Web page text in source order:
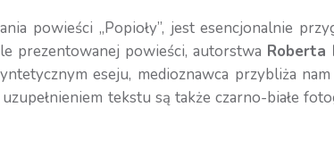
powieści „Popioły”, jest esencjonalnie
prezentowanej powieści, autorstwa Roberta
eseju, medioznawca przybliża
tekstu są także czarno-białe